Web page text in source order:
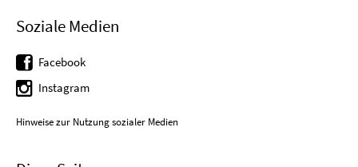
Soziale Medien
Facebook
Instagram
Hinweise zur Nutzung sozialer Medien